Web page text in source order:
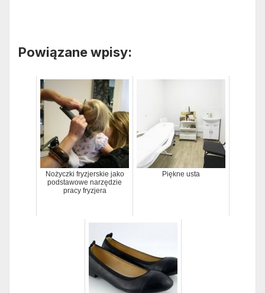
Powiązane wpisy:
Nożyczki fryzjerskie jako
podstawowe narzędzie
pracy fryzjera
Piękne usta